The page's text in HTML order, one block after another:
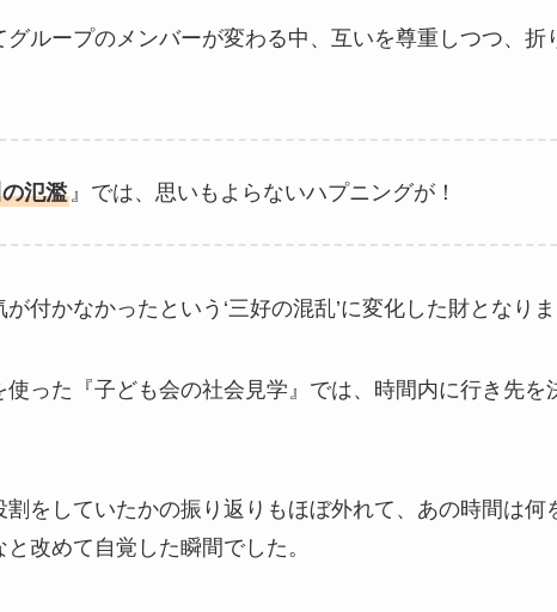
グループのメンバーが変わる中、互いを尊重しつつ、
氾濫 』では、思いもよらないハプニングが！
付かなかったという‘三好の混乱’に変化した財となりま
使った『子ども会の社会見学』では、時間内に行き先
割をしていたかの振り返りもほぼ外れて、あの時間は何
改めて自覚した瞬間でした。